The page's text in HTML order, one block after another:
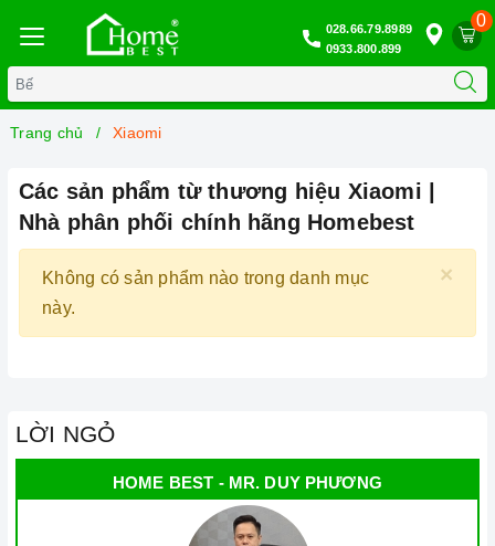
0
028.66.79.8989
0933.800.899
Trang chủ Xiaomi
Các sản phẩm từ thương hiệu Xiaomi |
Nhà phân phối chính hãng Homebest
×
Không có sản phẩm nào trong danh mục
này.
LỜI NGỎ
HOME BEST - MR. DUY PHƯƠNG